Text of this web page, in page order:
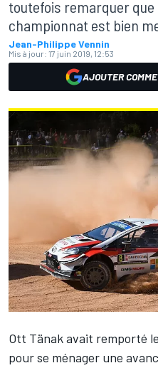
toutefois remarquer que
championnat est bien
Jean-Philippe Vennin
Mis à jour: 17 juin 2019, 12:53
AJOUTER
Ott Tänakavait remporté
pour se ménager une